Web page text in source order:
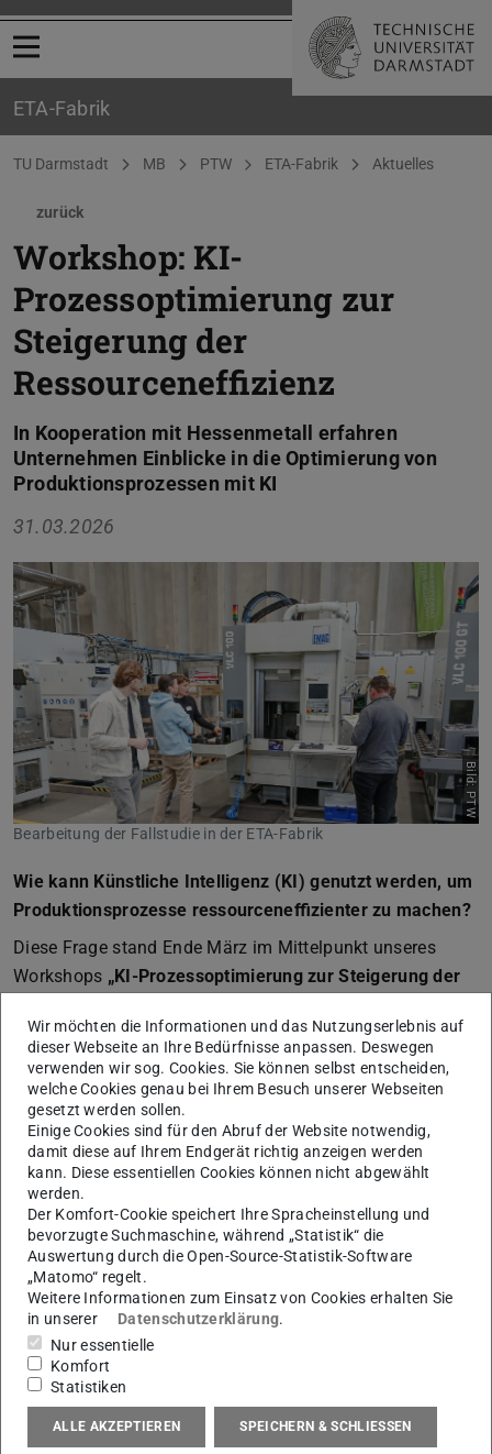
Menü öffnen
ETA-Fabrik
Sie befinden sich hier:
TU Darmstadt MB PTW ETA-Fabrik Aktuelles
zurück
Workshop: KI-
Prozessoptimierung zur
Steigerung der
Ressourceneffizienz
In Kooperation mit Hessenmetall erfahren
Unternehmen Einblicke in die Optimierung von
Produktionsprozessen mit KI
31.03.2026
Bild: PTW
Bearbeitung der Fallstudie in der ETA-Fabrik
Wie kann Künstliche Intelligenz (KI) genutzt werden, um
Produktionsprozesse ressourceneffizienter zu machen?
Diese Frage stand Ende März im Mittelpunkt unseres
Workshops „KI-Prozessoptimierung zur Steigerung der
Teilnehmenden aus der Industrie haben wirTransparenz
in Produktionsprozessen erhöht, die Datenaufnahme
vorbereitetundbestehende Herausforderungen
diskutiert. Besonders wertvoll war die
praktische
Zusammenarbeitder Teilnehmenden im Rahmen von
Gruppenarbeiten und Fallstudien.
Der Workshop wurde vom
Mittelstand-Digital-Zentrum
Darmstadt(wird in neuem Tab geöffnet)
in Kooperation mitHESSENMETALL
durchgeführt. Vielen Dank an alle Teilnehmenden für die
engagierte Diskussion und die inspirierenden Ideen! Wir
freuen uns auf dienächsten Workshops der dreiteiligen
Veranstaltungsreihe
Die Anmeldung erfolgt für Mitglieder über den
Veranstaltungskalender von Hessenmetall (wird in
.
Wir möchten die Informationen und das Nutzungserlebnis auf
dieser Webseite an Ihre Bedürfnisse anpassen. Deswegen
verwenden wir sog. Cookies. Sie können selbst entscheiden,
welche Cookies genau bei Ihrem Besuch unserer Webseiten
gesetzt werden sollen.
Einige Cookies sind für den Abruf der Website notwendig,
damit diese auf Ihrem Endgerät richtig anzeigen werden
kann. Diese essentiellen Cookies können nicht abgewählt
werden.
Der Komfort-Cookie speichert Ihre Spracheinstellung und
bevorzugte Suchmaschine, während „Statistik“ die
Auswertung durch die Open-Source-Statistik-Software
„Matomo“ regelt.
Weitere Informationen zum Einsatz von Cookies erhalten Sie
in unserer
Datenschutzerklärung.
Nur essentielle
Komfort
Statistiken
ALLE AKZEPTIEREN SPEICHERN & SCHLIESSEN